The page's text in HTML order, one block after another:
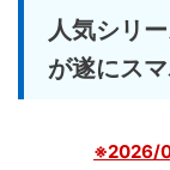
人気シリ
が遂にス
※2026/